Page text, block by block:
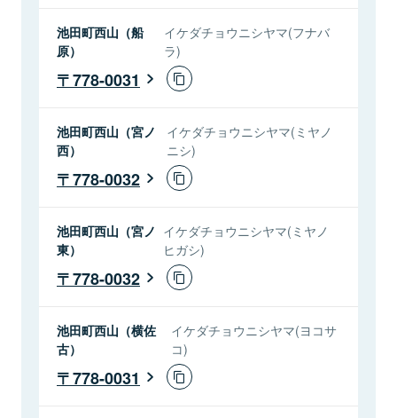
池田町西山（船
原）
イケダチョウニシヤマ(フナバ
ラ)
778-0031
池田町西山（宮ノ
西）
イケダチョウニシヤマ(ミヤノ
ニシ)
778-0032
池田町西山（宮ノ
東）
イケダチョウニシヤマ(ミヤノ
ヒガシ)
778-0032
池田町西山（横佐
古）
イケダチョウニシヤマ(ヨコサ
コ)
778-0031